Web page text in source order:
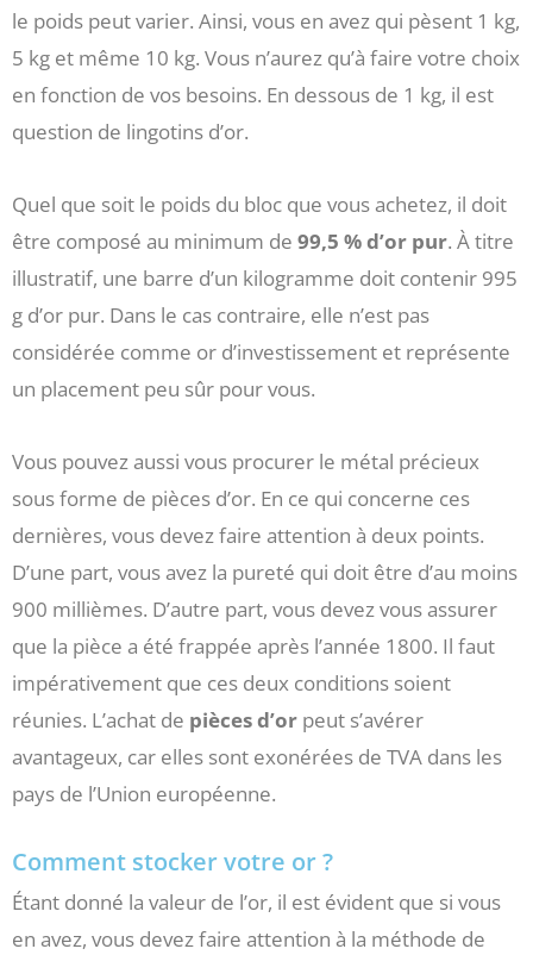
le poids peut varier. Ainsi, vous en avez qui pèsent 1 kg,
5 kg et même 10 kg. Vous n’aurez qu’à faire votre choix
en fonction de vos besoins. En dessous de 1 kg, il est
question de lingotins d’or.
Quel que soit le poids du bloc que vous achetez, il doit
être composé au minimum de 99,5 % d’or pur. À titre
illustratif, une barre d’un kilogramme doit contenir 995
g d’or pur. Dans le cas contraire, elle n’est pas
considérée comme or d’investissement et représente
un placement peu sûr pour vous.
Vous pouvez aussi vous procurer le métal précieux
sous forme de pièces d’or. En ce qui concerne ces
dernières, vous devez faire attention à deux points.
D’une part, vous avez la pureté qui doit être d’au moins
900 millièmes. D’autre part, vous devez vous assurer
que la pièce a été frappée après l’année 1800. Il faut
impérativement que ces deux conditions soient
réunies. L’achat de pièces d’or peut s’avérer
avantageux, car elles sont exonérées de TVA dans les
pays de l’Union européenne.
Comment stocker votre or ?
Étant donné la valeur de l’or, il est évident que si vous
en avez, vous devez faire attention à la méthode de